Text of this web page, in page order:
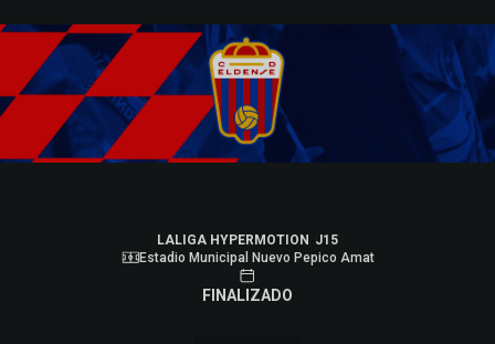
LALIGA HYPERMOTION J15
Estadio Municipal Nuevo Pepico Amat
FINALIZADO